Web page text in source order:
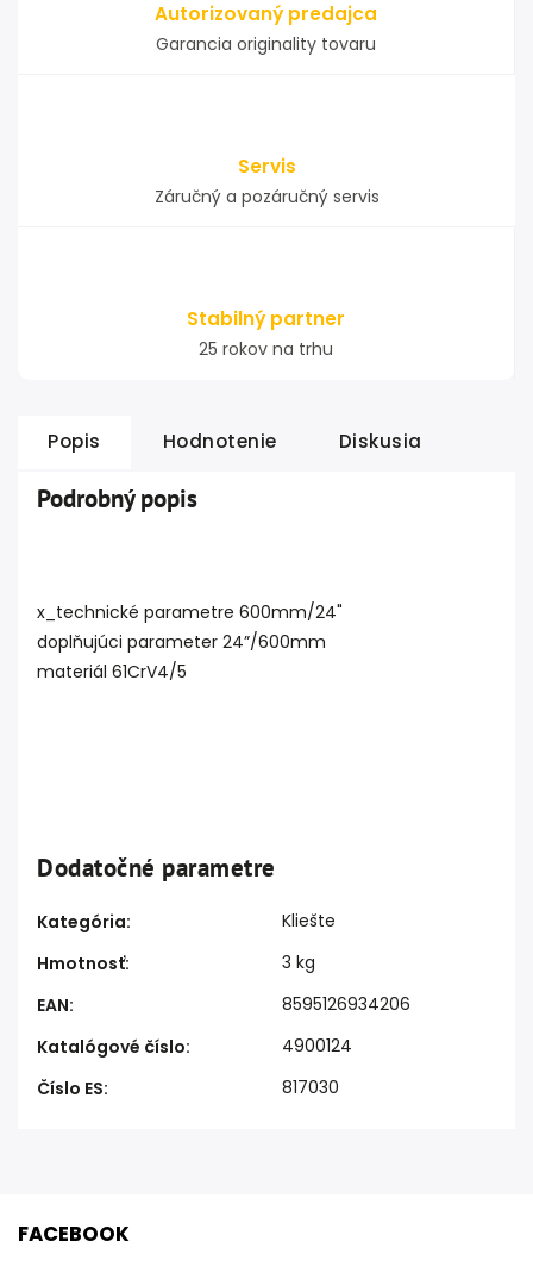
Autorizovaný predajca
Garancia originality tovaru
Servis
Záručný a pozáručný servis
Stabilný partner
25 rokov na trhu
Popis Hodnotenie Diskusia
Podrobný popis
x_technické parametre 600mm/24"
doplňujúci parameter 24”/600mm
materiál 61CrV4/5
Dodatočné parametre
Kategória:
Kliešte
Hmotnosť:
3 kg
EAN:
8595126934206
Katalógové číslo:
4900124
Číslo ES: 817030
FACEBOOK